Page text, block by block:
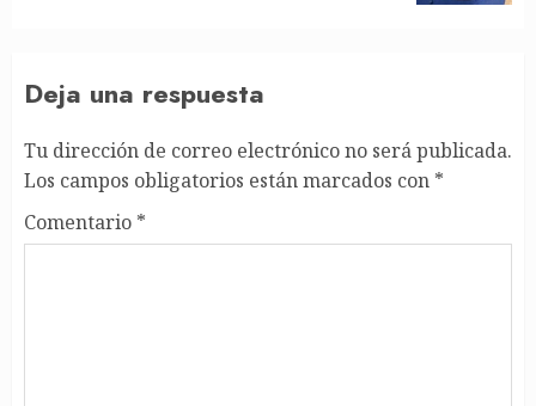
Deja una respuesta
Tu dirección de correo electrónico no será publicada.
Los campos obligatorios están marcados con *
Comentario *